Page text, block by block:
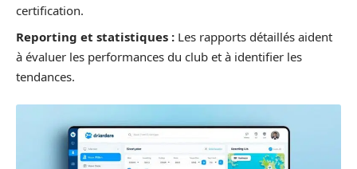
certification.
Reporting et statistiques : Les rapports détaillés aident
à évaluer les performances du club et à identifier les
tendances.